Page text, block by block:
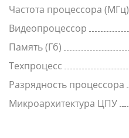
Частота процессора (МГц)
Видеопроцессор
Память (Гб)
Техпроцесс
Разрядность процессора
Микроархитектура ЦПУ